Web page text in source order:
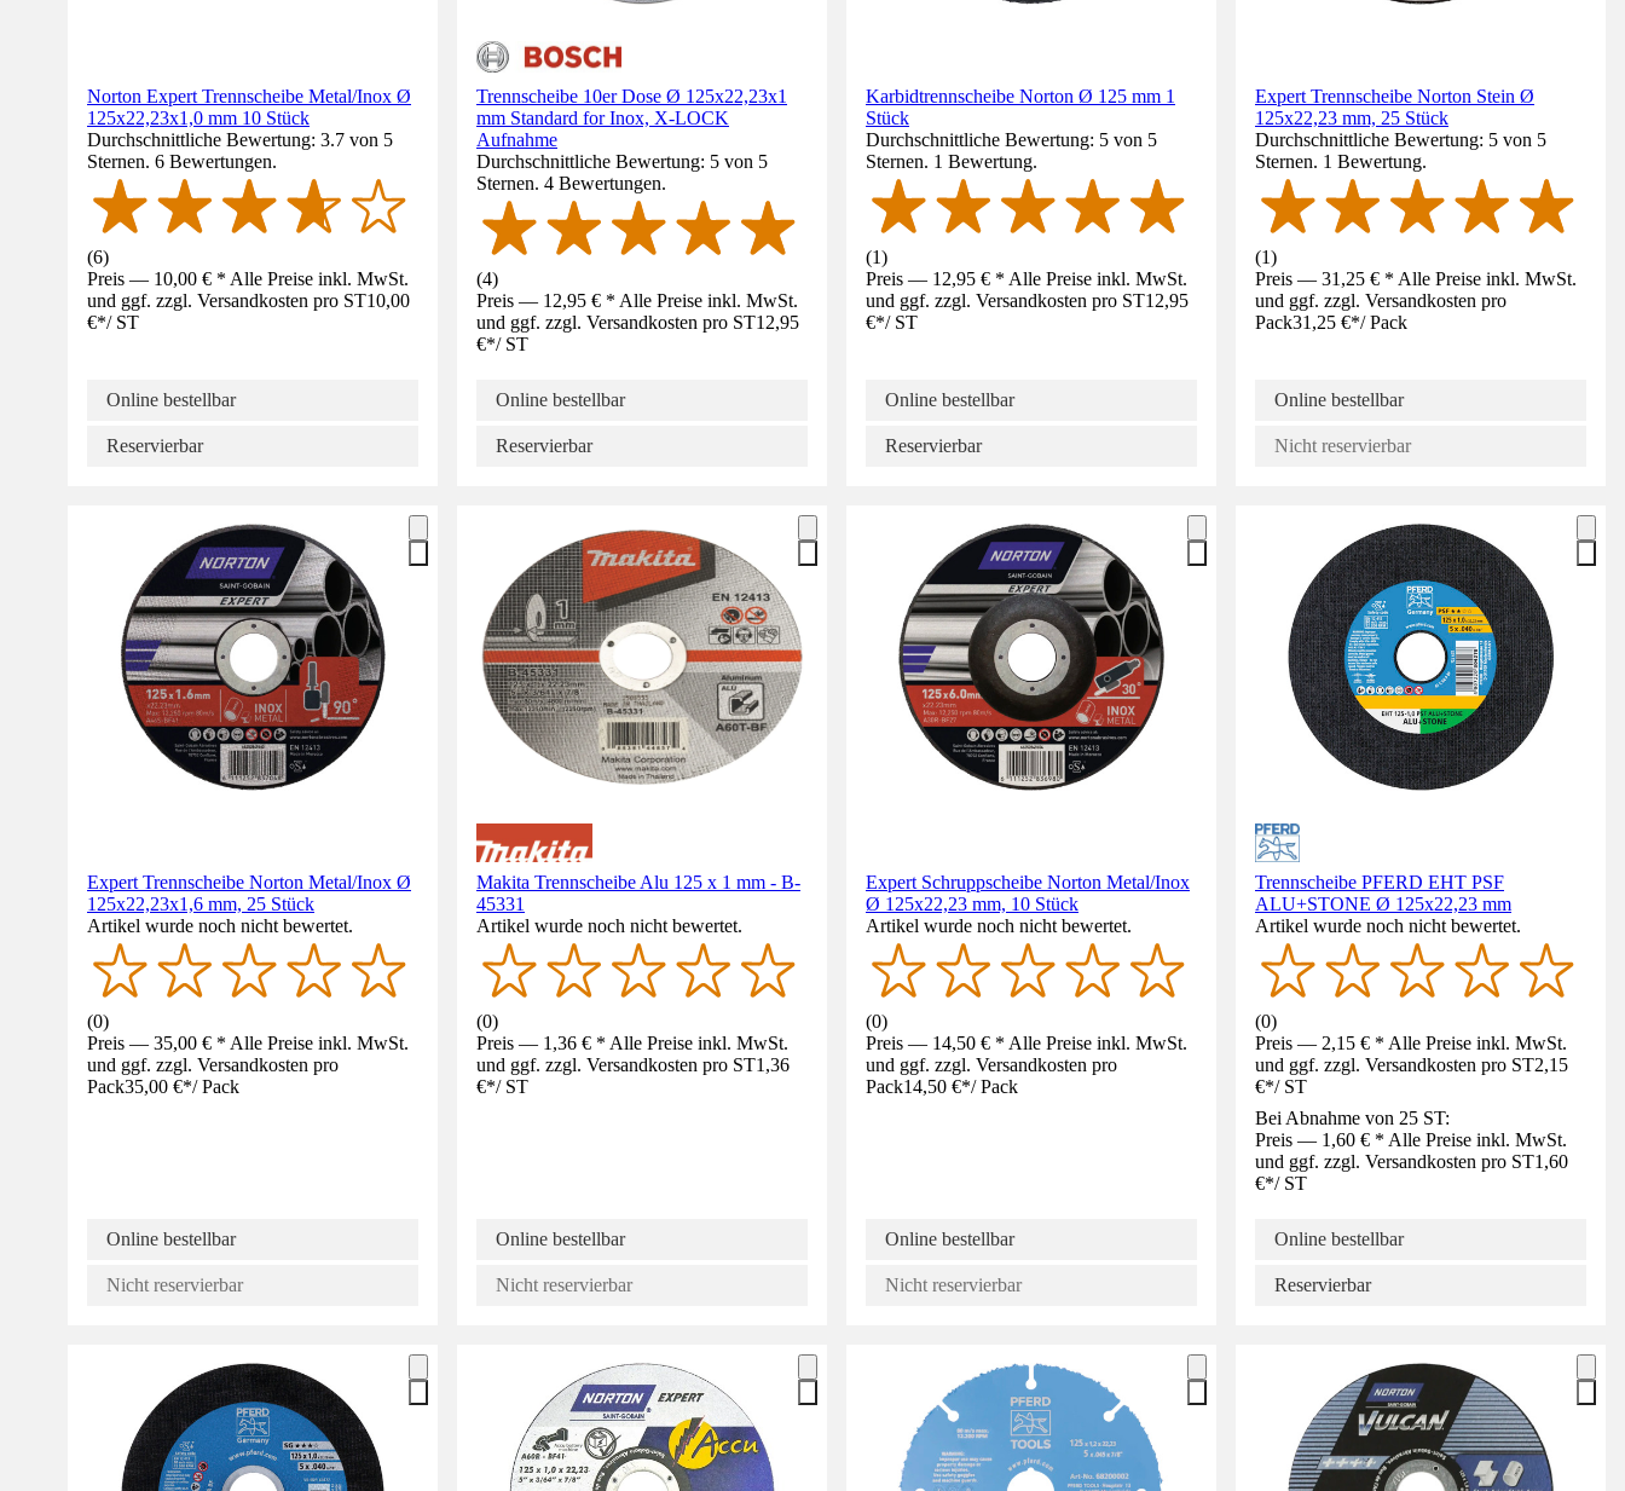
Norton Expert Trennscheibe Metal/Inox Ø
125x22,23x1,0 mm 10 Stück
Durchschnittliche Bewertung: 3.7 von 5
Sternen. 6 Bewertungen.
(6)
Preis — 10,00 € * Alle Preise inkl. MwSt.
und ggf. zzgl. Versandkosten pro ST10,00
€*/ ST
Online bestellbar
Reservierbar
Trennscheibe 10er Dose Ø 125x22,23x1
mm Standard for Inox, X-LOCK
Aufnahme
Durchschnittliche Bewertung: 5 von 5
Sternen. 4 Bewertungen.
(4)
Preis — 12,95 € * Alle Preise inkl. MwSt.
und ggf. zzgl. Versandkosten pro ST12,95
€*/ ST
Online bestellbar
Reservierbar
Karbidtrennscheibe Norton Ø 125 mm 1
Stück
Durchschnittliche Bewertung: 5 von 5
Sternen. 1 Bewertung.
(1)
Preis — 12,95 € * Alle Preise inkl. MwSt.
und ggf. zzgl. Versandkosten pro ST12,95
€*/ ST
Online bestellbar
Reservierbar
Expert Trennscheibe Norton Stein Ø
125x22,23 mm, 25 Stück
Durchschnittliche Bewertung: 5 von 5
Sternen. 1 Bewertung.
(1)
Preis — 31,25 € * Alle Preise inkl. MwSt.
und ggf. zzgl. Versandkosten pro
Pack31,25 €*/ Pack
Online bestellbar
Nicht reservierbar
Expert Trennscheibe Norton Metal/Inox Ø
125x22,23x1,6 mm, 25 Stück
Artikel wurde noch nicht bewertet.
(0)
Preis — 35,00 € * Alle Preise inkl. MwSt.
und ggf. zzgl. Versandkosten pro
Pack35,00 €*/ Pack
Online bestellbar
Nicht reservierbar
Makita Trennscheibe Alu 125 x 1 mm - B-
45331
Artikel wurde noch nicht bewertet.
(0)
Preis — 1,36 € * Alle Preise inkl. MwSt.
und ggf. zzgl. Versandkosten pro ST1,36
€*/ ST
Online bestellbar
Nicht reservierbar
Expert Schruppscheibe Norton Metal/Inox
Ø 125x22,23 mm, 10 Stück
Artikel wurde noch nicht bewertet.
(0)
Preis — 14,50 € * Alle Preise inkl. MwSt.
und ggf. zzgl. Versandkosten pro
Pack14,50 €*/ Pack
Online bestellbar
Nicht reservierbar
Trennscheibe PFERD EHT PSF
ALU+STONE Ø 125x22,23 mm
Artikel wurde noch nicht bewertet.
(0)
Preis — 2,15 € * Alle Preise inkl. MwSt.
und ggf. zzgl. Versandkosten pro ST2,15
€*/ ST
Bei Abnahme von 25 ST:
Preis — 1,60 € * Alle Preise inkl. MwSt.
und ggf. zzgl. Versandkosten pro ST1,60
€*/ ST
Online bestellbar
Reservierbar